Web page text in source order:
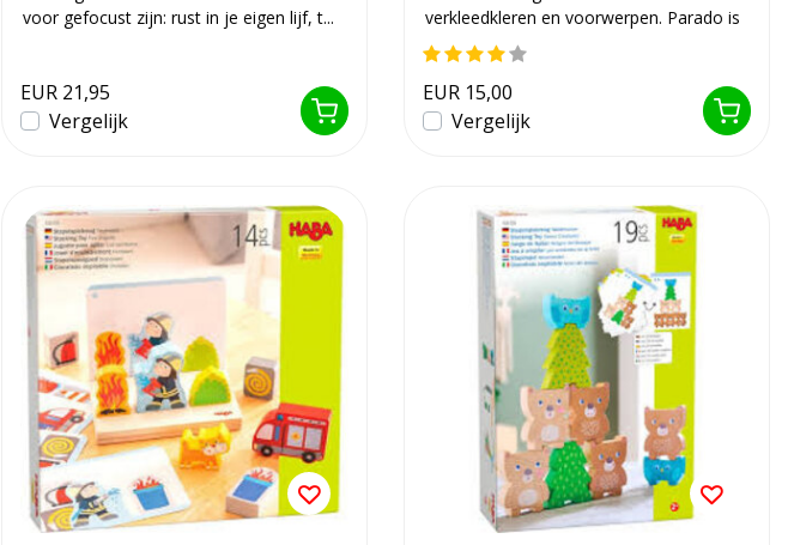
voor gefocust zijn: rust in je eigen lijf, t...
EUR 21,95
Vergelijk
verkleedkleren en voorwerpen. Parado is
een coöpe...
EUR 15,00
Vergelijk